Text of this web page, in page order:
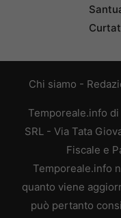
Chi siamo -
Temporeale.info di
SRL - Via Tata
Fiscale e
Temporeale.info
quanto viene
può pertanto